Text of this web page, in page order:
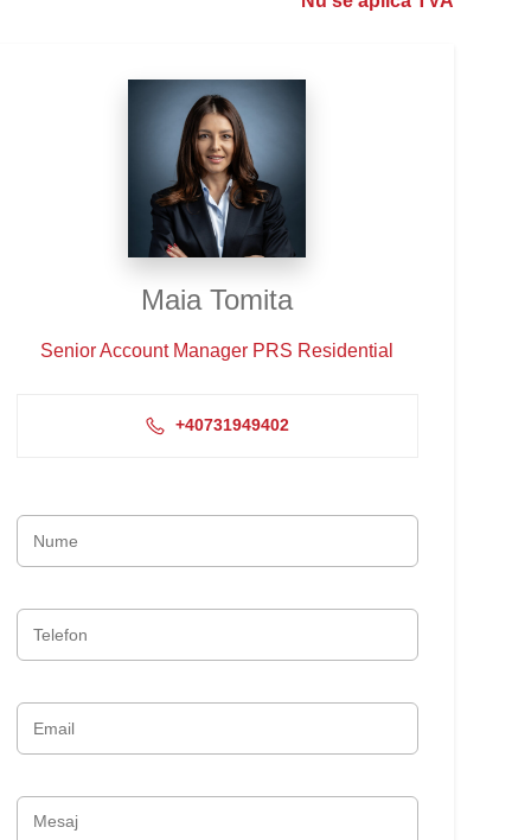
Maia Tomita
Senior Account Manager PRS Residential
+40731949402